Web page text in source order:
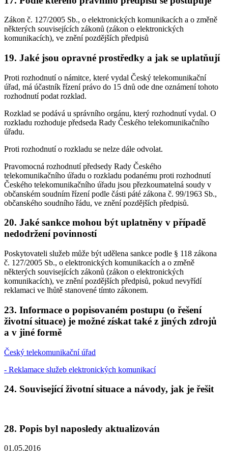
Zákon č. 127/2005 Sb., o elektronických komunikacích a o změně
některých souvisejících zákonů (zákon o elektronických
komunikacích), ve znění pozdějších předpisů
19. Jaké jsou opravné prostředky a jak se uplatňují
Proti rozhodnutí o námitce, které vydal Český telekomunikační
úřad, má účastník řízení právo do 15 dnů ode dne oznámení tohoto
rozhodnutí podat rozklad.
Rozklad se podává u správního orgánu, který rozhodnutí vydal. O
rozkladu rozhoduje předseda Rady Českého telekomunikačního
úřadu.
Proti rozhodnutí o rozkladu se nelze dále odvolat.
Pravomocná rozhodnutí předsedy Rady Českého
telekomunikačního úřadu o rozkladu podanému proti rozhodnutí
Českého telekomunikačního úřadu jsou přezkoumatelná soudy v
občanském soudním řízení podle části páté zákona č. 99/1963 Sb.,
občanského soudního řádu, ve znění pozdějších předpisů.
20. Jaké sankce mohou být uplatněny v případě
nedodržení povinností
Poskytovateli služeb může být udělena sankce podle § 118 zákona
č. 127/2005 Sb., o elektronických komunikacích a o změně
některých souvisejících zákonů (zákon o elektronických
komunikacích), ve znění pozdějších předpisů, pokud nevyřídí
reklamaci ve lhůtě stanovené tímto zákonem.
23. Informace o popisovaném postupu (o řešení
životní situace) je možné získat také z jiných zdrojů
a v jiné formě
Český telekomunikační úřad
- Reklamace služeb elektronických komunikací
24. Související životní situace a návody, jak je řešit
28. Popis byl naposledy aktualizován
01.05.2016